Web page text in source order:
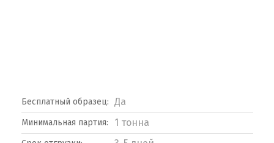
Бесплатный образец: Да
Минимальная партия: 1 тонна